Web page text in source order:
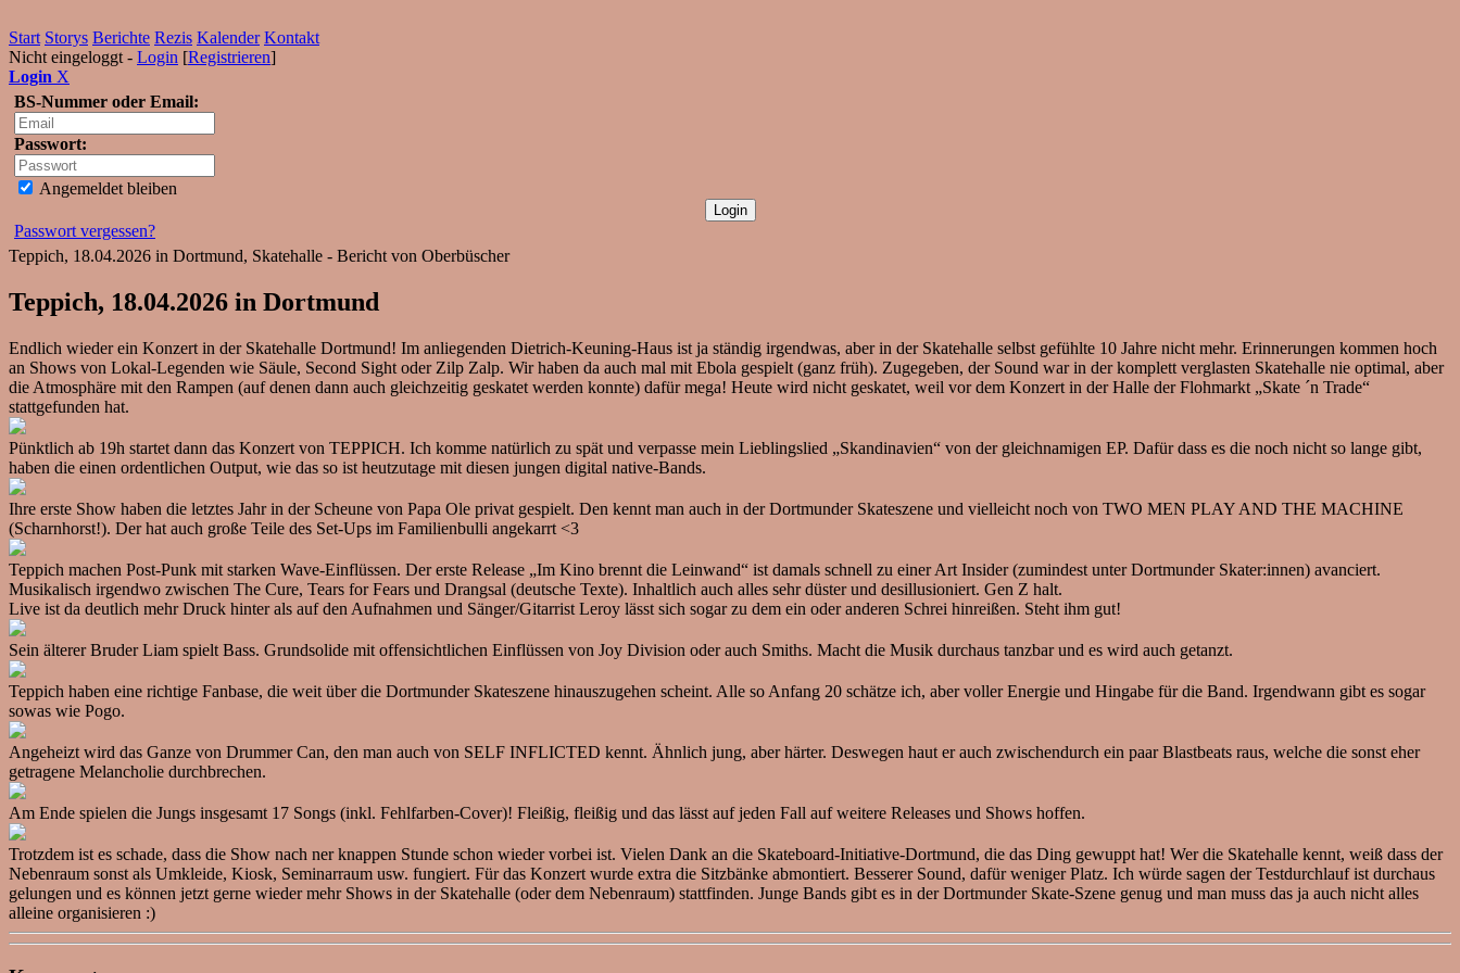
Start Storys Berichte Rezis Kalender Kontakt
Nicht eingeloggt - Login [Registrieren]
Login X
BS-Nummer oder Email:
Passwort:
Angemeldet bleiben
Passwort vergessen?
Teppich, 18.04.2026 in Dortmund, Skatehalle - Bericht von Oberbüscher
Teppich, 18.04.2026 in Dortmund
Endlich wieder ein Konzert in der Skatehalle Dortmund! Im anliegenden Dietrich-Keuning-Haus ist ja ständig irgendwas, aber in der Skatehalle selbst gefühlte 10 Jahre nicht mehr. Erinnerungen kommen hoch
an Shows von Lokal-Legenden wie Säule, Second Sight oder Zilp Zalp. Wir haben da auch mal mit Ebola gespielt (ganz früh). Zugegeben, der Sound war in der komplett verglasten Skatehalle nie optimal, aber
die Atmosphäre mit den Rampen (auf denen dann auch gleichzeitig geskatet werden konnte) dafür mega! Heute wird nicht geskatet, weil vor dem Konzert in der Halle der Flohmarkt „Skate ´n Trade“
stattgefunden hat.
Pünktlich ab 19h startet dann das Konzert von TEPPICH. Ich komme natürlich zu spät und verpasse mein Lieblingslied „Skandinavien“ von der gleichnamigen EP. Dafür dass es die noch nicht so lange gibt,
haben die einen ordentlichen Output, wie das so ist heutzutage mit diesen jungen digital native-Bands.
Ihre erste Show haben die letztes Jahr in der Scheune von Papa Ole privat gespielt. Den kennt man auch in der Dortmunder Skateszene und vielleicht noch von TWO MEN PLAY AND THE MACHINE
(Scharnhorst!). Der hat auch große Teile des Set-Ups im Familienbulli angekarrt <3
Teppich machen Post-Punk mit starken Wave-Einflüssen. Der erste Release „Im Kino brennt die Leinwand“ ist damals schnell zu einer Art Insider (zumindest unter Dortmunder Skater:innen) avanciert.
Musikalisch irgendwo zwischen The Cure, Tears for Fears und Drangsal (deutsche Texte). Inhaltlich auch alles sehr düster und desillusioniert. Gen Z halt.
Live ist da deutlich mehr Druck hinter als auf den Aufnahmen und Sänger/Gitarrist Leroy lässt sich sogar zu dem ein oder anderen Schrei hinreißen. Steht ihm gut!
Sein älterer Bruder Liam spielt Bass. Grundsolide mit offensichtlichen Einflüssen von Joy Division oder auch Smiths. Macht die Musik durchaus tanzbar und es wird auch getanzt.
Teppich haben eine richtige Fanbase, die weit über die Dortmunder Skateszene hinauszugehen scheint. Alle so Anfang 20 schätze ich, aber voller Energie und Hingabe für die Band. Irgendwann gibt es sogar
sowas wie Pogo.
Angeheizt wird das Ganze von Drummer Can, den man auch von SELF INFLICTED kennt. Ähnlich jung, aber härter. Deswegen haut er auch zwischendurch ein paar Blastbeats raus, welche die sonst eher
getragene Melancholie durchbrechen.
Am Ende spielen die Jungs insgesamt 17 Songs (inkl. Fehlfarben-Cover)! Fleißig, fleißig und das lässt auf jeden Fall auf weitere Releases und Shows hoffen.
Trotzdem ist es schade, dass die Show nach ner knappen Stunde schon wieder vorbei ist. Vielen Dank an die Skateboard-Initiative-Dortmund, die das Ding gewuppt hat! Wer die Skatehalle kennt, weiß dass der
Nebenraum sonst als Umkleide, Kiosk, Seminarraum usw. fungiert. Für das Konzert wurde extra die Sitzbänke abmontiert. Besserer Sound, dafür weniger Platz. Ich würde sagen der Testdurchlauf ist durchaus
gelungen und es können jetzt gerne wieder mehr Shows in der Skatehalle (oder dem Nebenraum) stattfinden. Junge Bands gibt es in der Dortmunder Skate-Szene genug und man muss das ja auch nicht alles
alleine organisieren :)